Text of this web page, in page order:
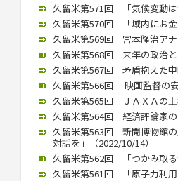
久留米第571回 「気候変動
久留米第570回 「域内にお金
久留米第569回 宮本隆治ア
久留米第568回 来年の政治
久留米第567回 矛盾抱えた
久留米第566回 映画監督の
久留米第565回 ＪＡＸＡの
久留米第564回 経済評論家
久留米第563回 新聞博物館の
対話を」（2022/10/14）
久留米第562回 「つかみ取る
久留米第561回 「原子力利